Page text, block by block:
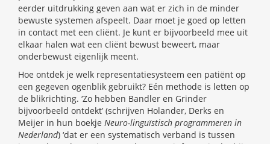
eerder uitdrukking geven aan wat er zich in de minder
bewuste systemen afspeelt. Daar moet je goed op letten
in contact met een cliënt. Je kunt er bijvoorbeeld mee uit
elkaar halen wat een cliënt bewust beweert, maar
onderbewust eigenlijk meent.
Hoe ontdek je welk representatiesysteem een patiënt op
een gegeven ogenblik gebruikt? Eén methode is letten op
de blikrichting. ‘Zo hebben Bandler en Grinder
bijvoorbeeld ontdekt’ (schrijven Holander, Derks en
Meijer in hun boekje Neuro-linguïstisch programmeren in
Nederland) ‘dat er een systematisch verband is tussen